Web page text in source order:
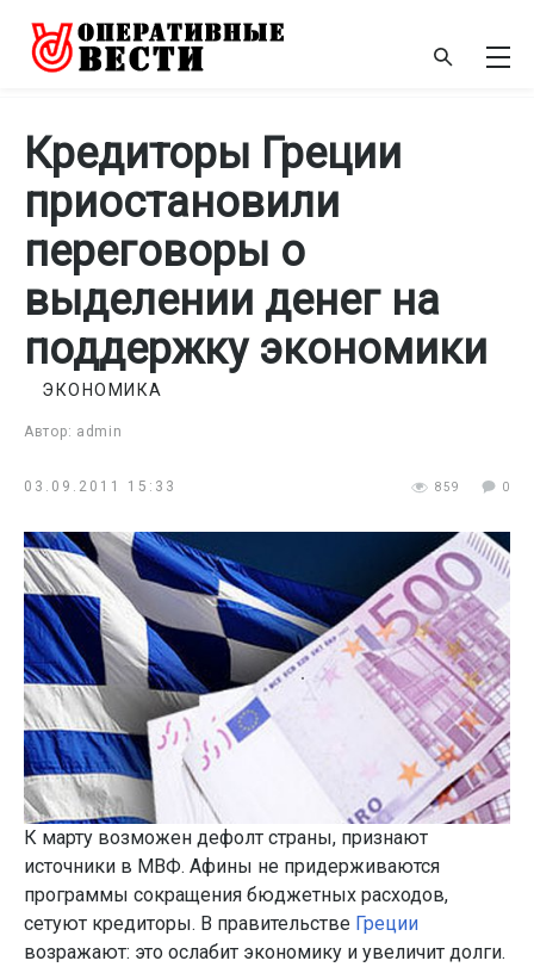
Кредиторы Греции
приостановили
переговоры о
выделении денег на
поддержку экономики
Автор: admin
ЭКОНОМИКА
03.09.2011 15:33 859 0
К марту возможен дефолт страны, признают
источники в МВФ. Афины не придерживаются
программы сокращения бюджетных расходов,
сетуют кредиторы. В правительстве Греции
возражают: это ослабит экономику и увеличит долги.